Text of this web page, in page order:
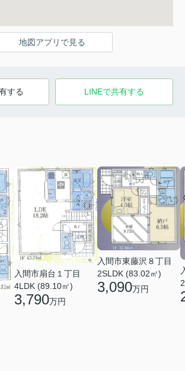
地図アプリで見る
する LINEで共有する
入間市扇台１丁目
4LDK (89.10㎡)
3,790万円
入間市東藤沢８丁目
2SLDK (83.02㎡)
3,090万円